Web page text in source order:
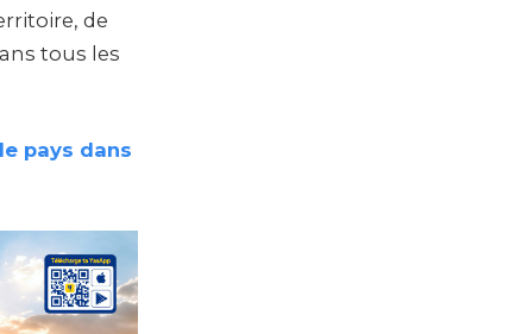
de
tous les
pays dans